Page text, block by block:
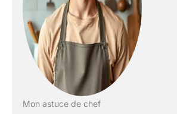
Mon astuce de chef